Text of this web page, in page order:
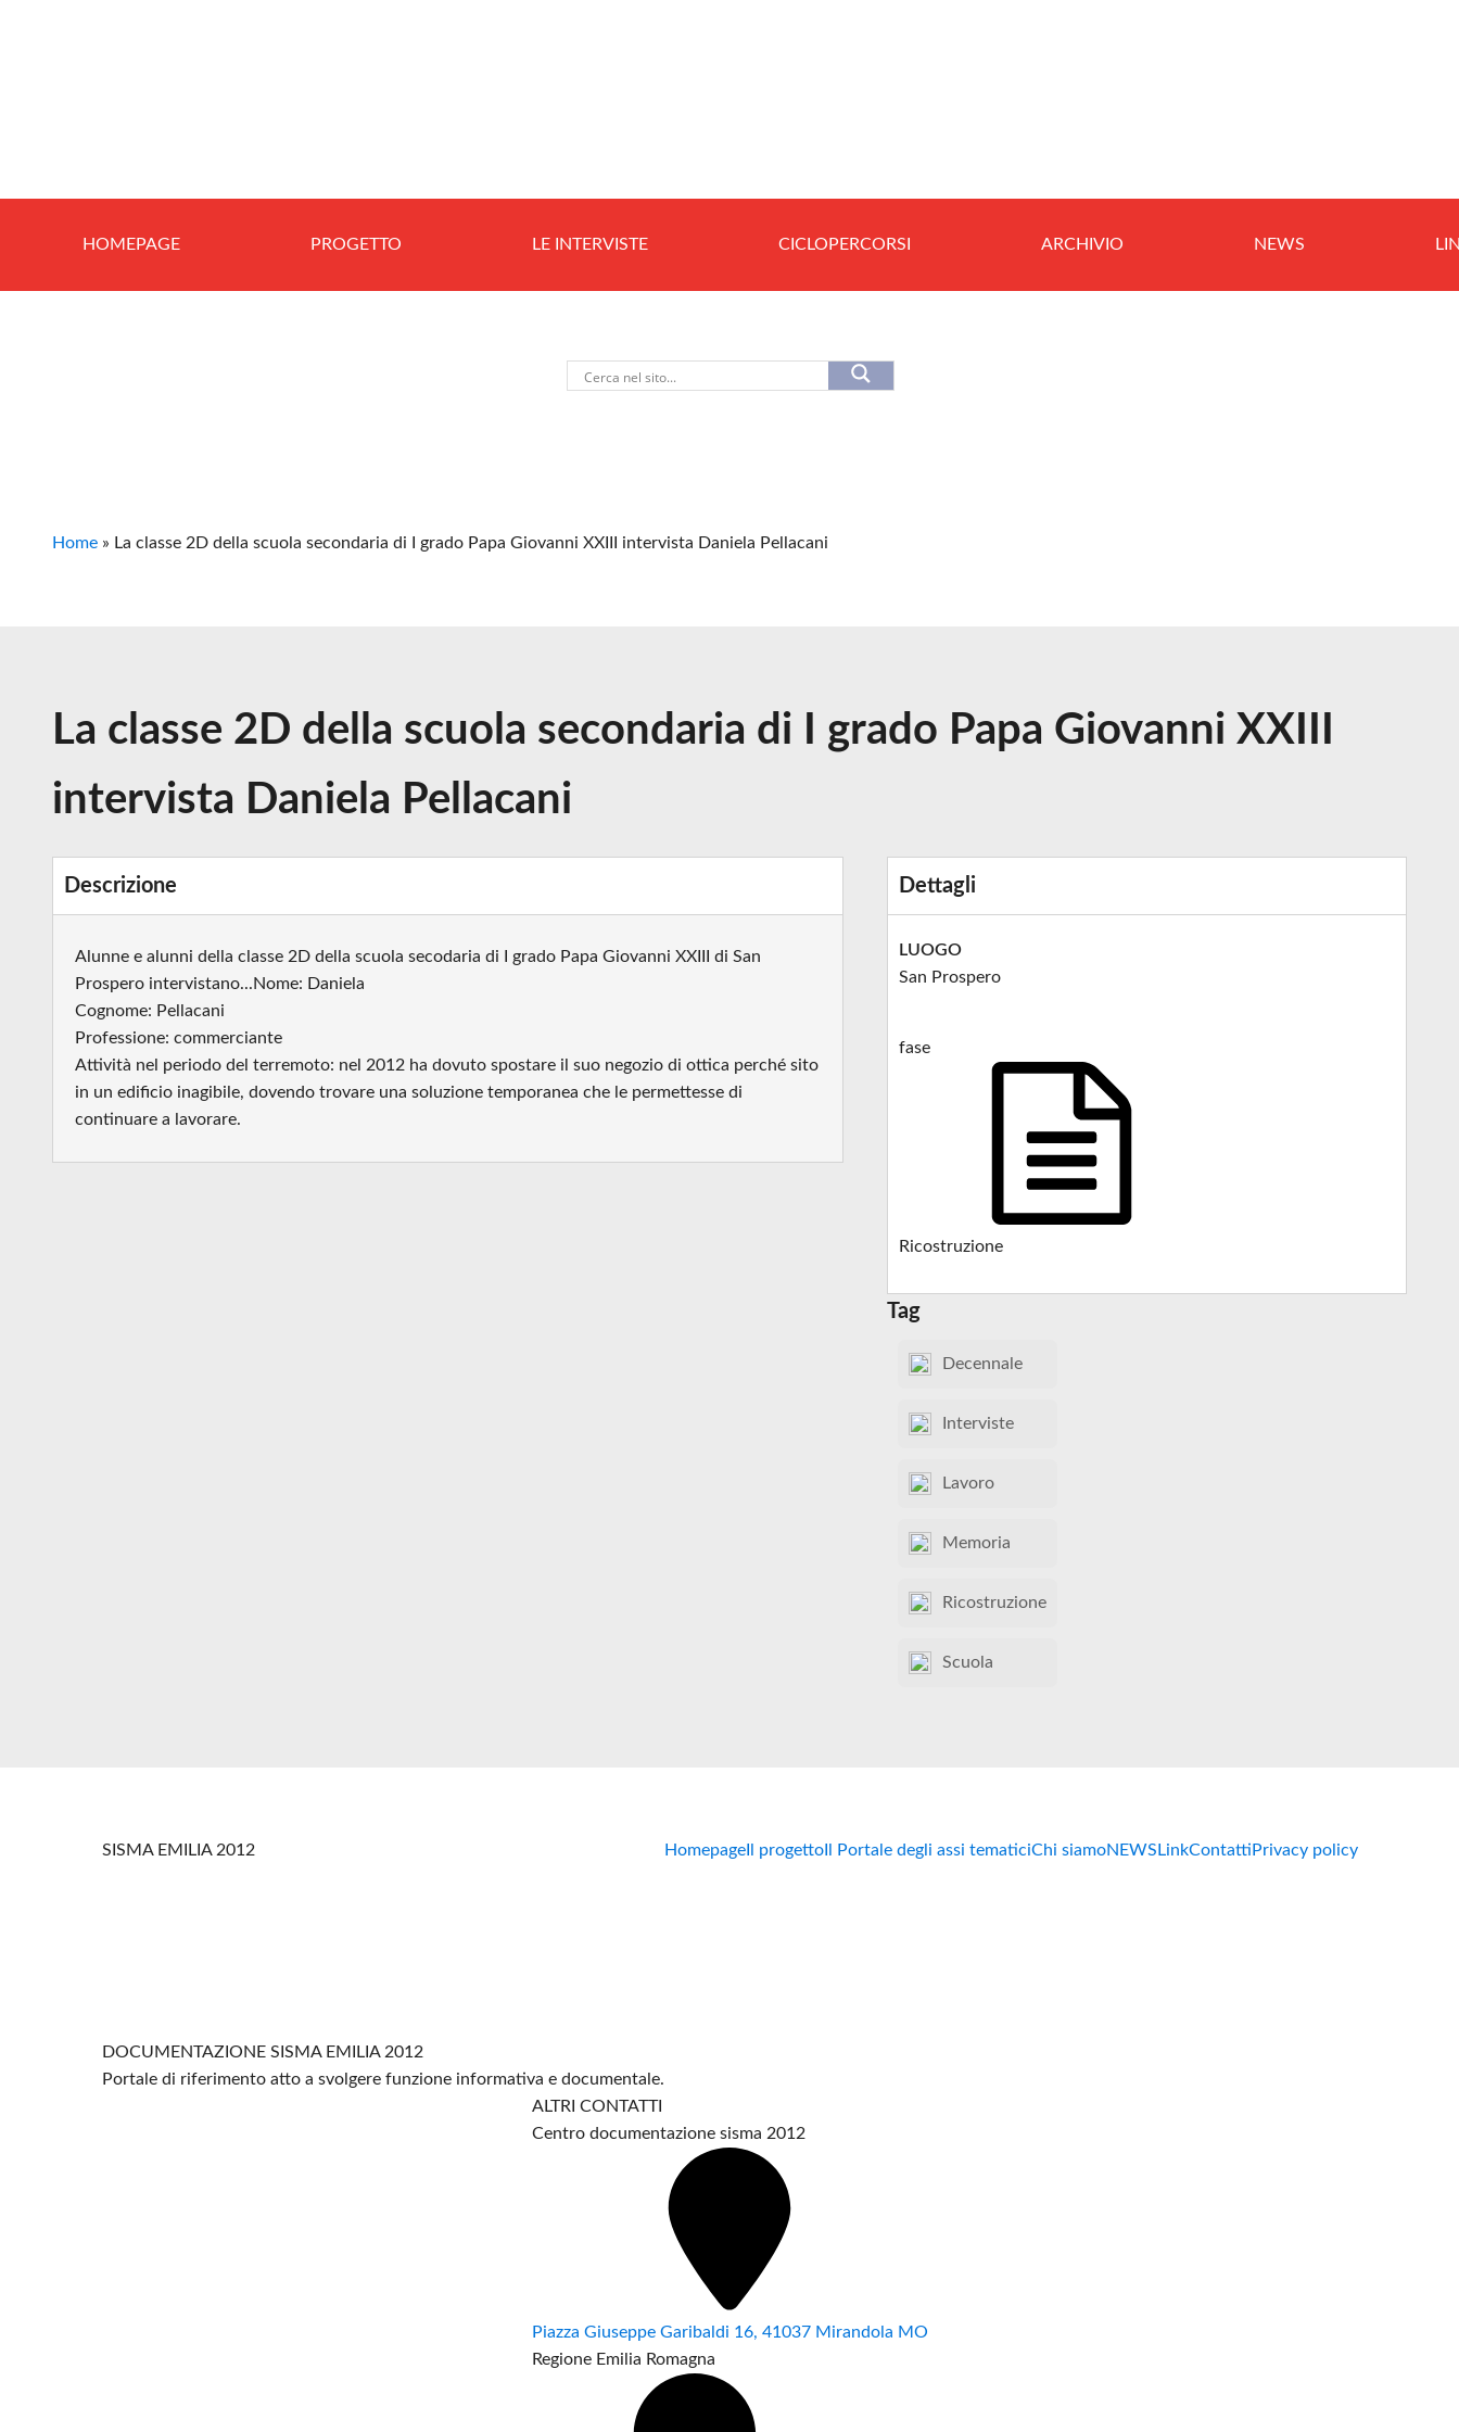
HOMEPAGE PROGETTO LE INTERVISTE CICLOPERCORSI ARCHIVIO NEWS
Home » La classe 2D della scuola secondaria di I grado Papa Giovanni XXIII intervista Daniela Pellacani
La classe 2D della scuola secondaria di I grado Papa Giovanni XXIII
intervista Daniela Pellacani
Descrizione
Alunne e alunni della classe 2D della scuola secodaria di I grado Papa Giovanni XXIII di San
Prospero intervistano...Nome: Daniela
Cognome: Pellacani
Professione: commerciante
Attività nel periodo del terremoto: nel 2012 ha dovuto spostare il suo negozio di ottica perché sito
in un edificio inagibile, dovendo trovare una soluzione temporanea che le permettesse di
continuare a lavorare.
Dettagli
LUOGO
San Prospero
fase
Ricostruzione
Tag
Decennale
Interviste
Lavoro
Memoria
Ricostruzione
Scuola
SISMA EMILIA 2012
DOCUMENTAZIONE SISMA EMILIA 2012
Portale di riferimento atto a svolgere funzione informativa e documentale.
HomepageIl progettoIl Portale degli assi tematiciChi siamoNEWS LinkContatti Privacy policy
ALTRI CONTATTI
Centro documentazione sisma 2012
Piazza Giuseppe Garibaldi 16, 41037 Mirandola MO
Regione Emilia Romagna